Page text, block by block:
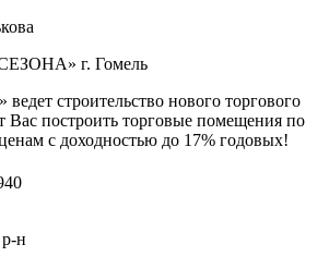
г. Гомель
строительство нового торгового
Вас построить торговые помещения по
с доходностью до 17% годовых!
н